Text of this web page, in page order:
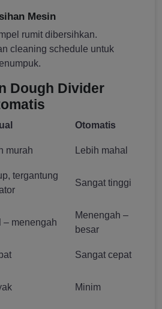
Mesin
rumit dibersihkan.
cleaning schedule untuk
Dough Divider
Otomatis
murah Lebih mahal
tergantung
Sangat tinggi
– menengah
Menengah –
besar
Sangat cepat
Minim